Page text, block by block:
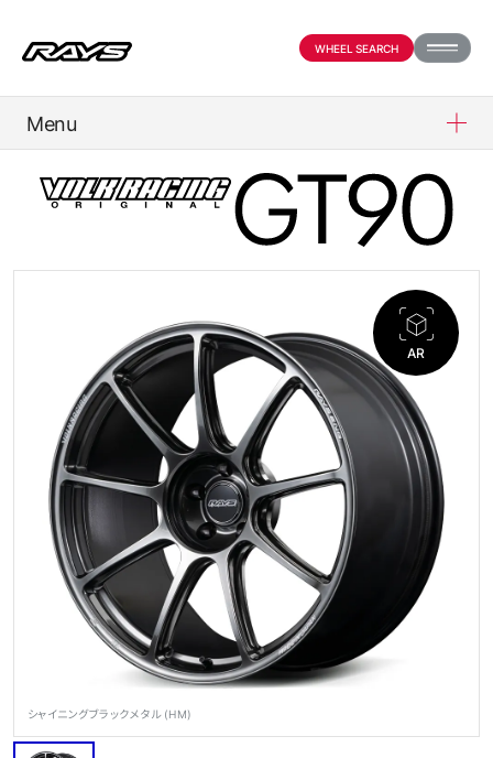
WHEEL SEARCH
Menu
PRODUCTS
PARTNER SHOP
NEWS
OFFICIAL SNS
AR
シャイニングブラックメタル (HM)